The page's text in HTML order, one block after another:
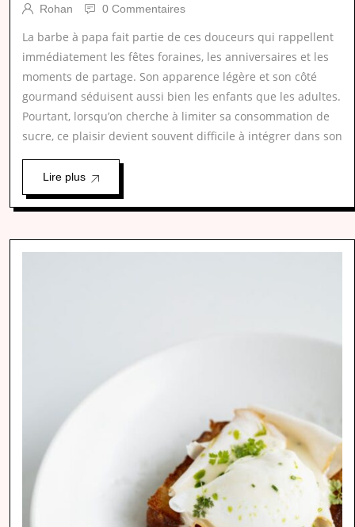
Rohan 0 Commentaires
La barbe à papa fait partie de ces douceurs qui rappellent
immédiatement les fêtes foraines, les anniversaires et les
moments de partage. Son apparence légère et son côté
gourmand séduisent aussi bien les enfants que les adultes.
Pourtant, lorsqu’on cherche à limiter sa consommation de
sucre, ce plaisir devient souvent difficile à intégrer dans son
Lire plus